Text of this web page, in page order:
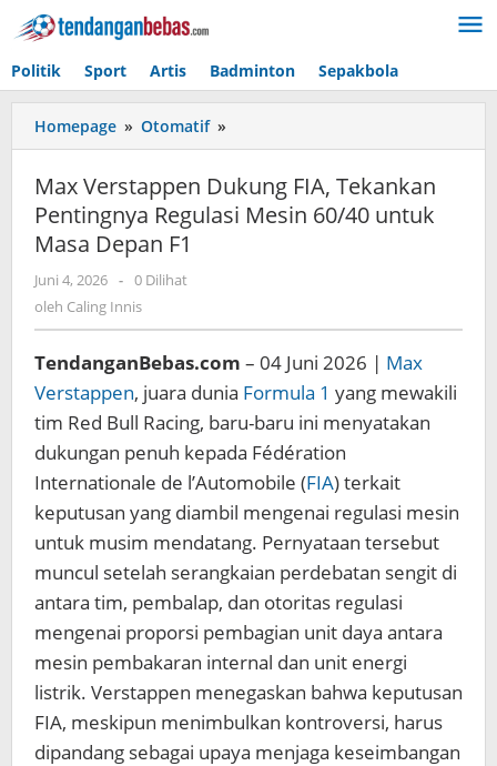
Lewati
ke
Politik Sport Artis Badminton Sepakbola
Homepage » Otomatif »
Verstappen
Dukung
FIA,
Tekankan
untuk
Masa
Depan
F1
Max Verstappen Dukung FIA, Tekankan
Pentingnya Regulasi Mesin 60/40 untuk
Masa Depan F1
Juni 4, 2026 oleh
Caling
- 0 Dilihat
oleh Caling Innis
TendanganBebas.com – 04 Juni 2026 | Max
Verstappen, juara dunia Formula 1 yang mewakili
tim Red Bull Racing, baru-baru ini menyatakan
dukungan penuh kepada Fédération
Internationale de l’Automobile (FIA) terkait
keputusan yang diambil mengenai regulasi mesin
untuk musim mendatang. Pernyataan tersebut
muncul setelah serangkaian perdebatan sengit di
antara tim, pembalap, dan otoritas regulasi
mengenai proporsi pembagian unit daya antara
mesin pembakaran internal dan unit energi
listrik. Verstappen menegaskan bahwa keputusan
FIA, meskipun menimbulkan kontroversi, harus
dipandang sebagai upaya menjaga keseimbangan